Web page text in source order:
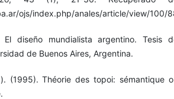
ojs/index.php/anales/article/view/100/
diseño mundialista argentino. Tesis
de Buenos Aires, Argentina.
(1995). Théorie des topoi: sémantique